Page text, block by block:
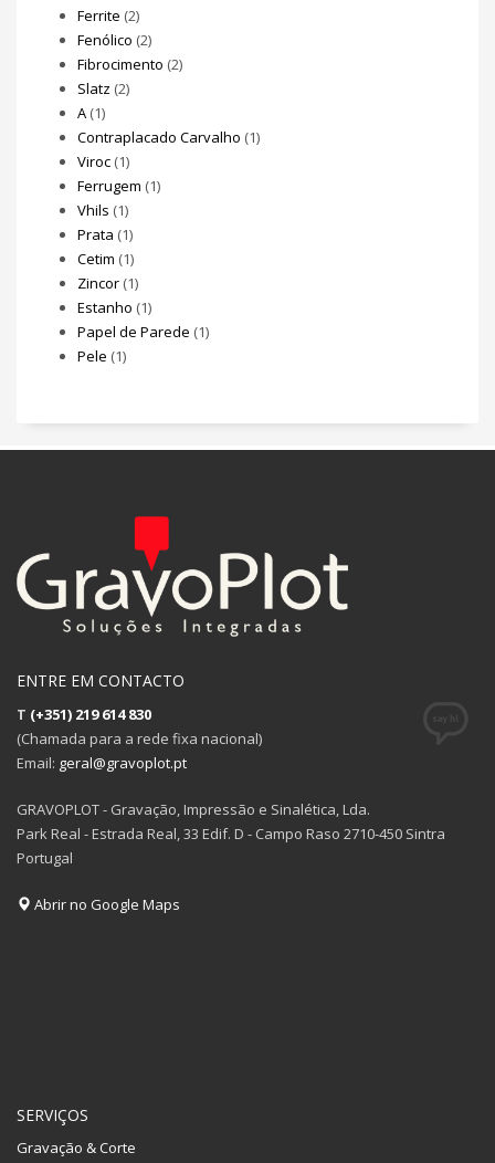
Ferrite (2)
Fenólico (2)
Fibrocimento (2)
Slatz (2)
A (1)
Contraplacado Carvalho (1)
Viroc (1)
Ferrugem (1)
Vhils (1)
Prata (1)
Cetim (1)
Zincor (1)
Estanho (1)
Papel de Parede (1)
Pele (1)
ENTRE EM CONTACTO
T (+351) 219 614 830
(Chamada para a rede fixa nacional)
Email: geral@gravoplot.pt
GRAVOPLOT - Gravação, Impressão e Sinalética, Lda.
Park Real - Estrada Real, 33 Edif. D - Campo Raso 2710-450 Sintra
Portugal
Abrir no Google Maps
SERVIÇOS
Gravação & Corte